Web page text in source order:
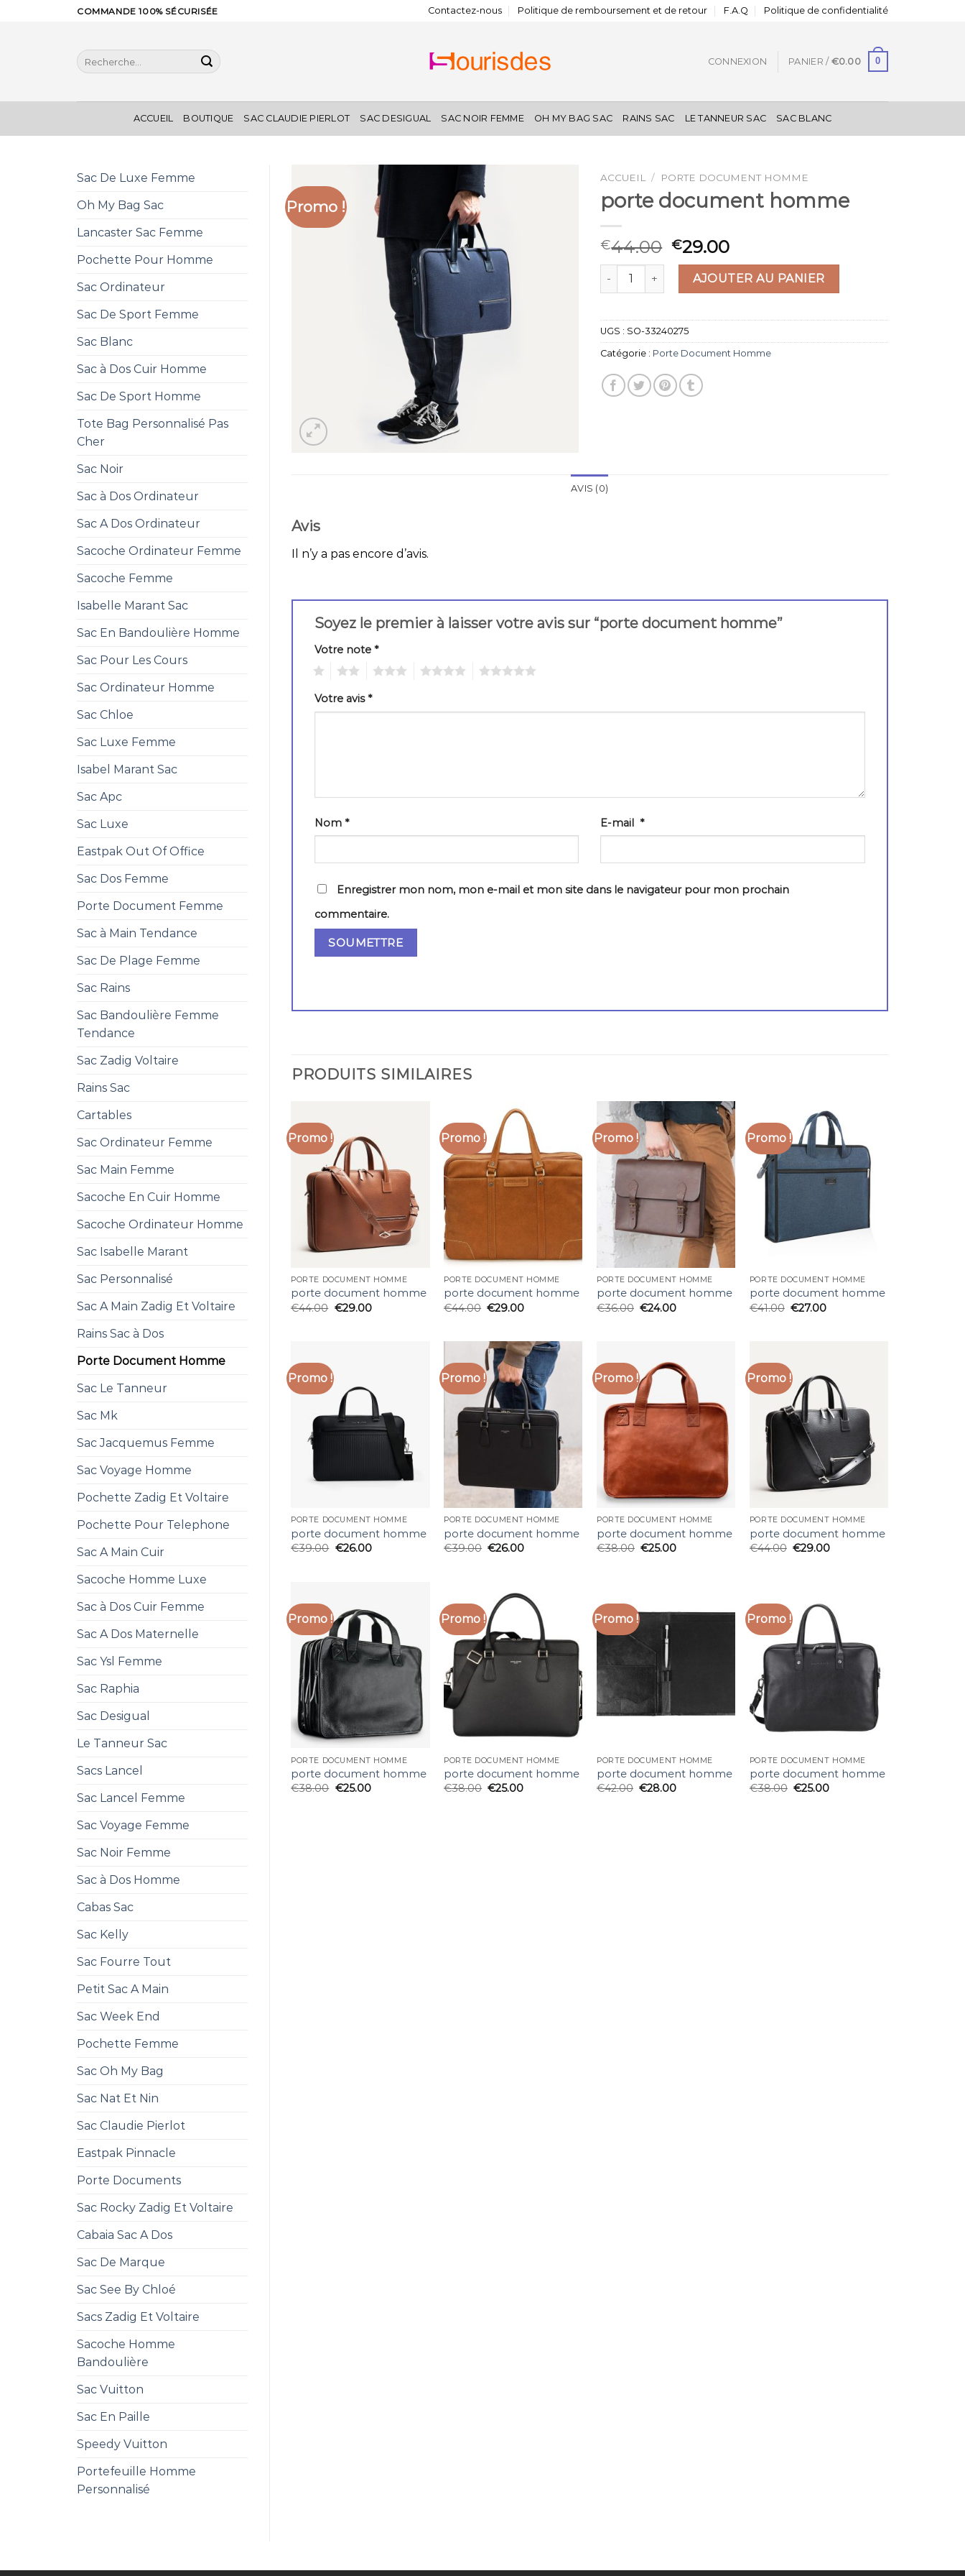
COMMANDE 100% SÉCURISÉE Contactez-nous Politique de remboursement et de retour F.A.Q Politique de confidentialité
Recherche
pour :
CONNEXION PANIER / €0.00 0
ACCUEIL BOUTIQUE SAC CLAUDIE PIERLOT SAC DESIGUAL SAC NOIR FEMME OH MY BAG SAC RAINS SAC LE TANNEUR SAC SAC BLANC
Sac De Luxe Femme
Oh My Bag Sac
Lancaster Sac Femme
Pochette Pour Homme
Sac Ordinateur
Sac De Sport Femme
Sac Blanc
Sac à Dos Cuir Homme
Sac De Sport Homme
Tote Bag Personnalisé Pas
Cher
Sac Noir
Sac à Dos Ordinateur
Sac A Dos Ordinateur
Sacoche Ordinateur Femme
Sacoche Femme
Isabelle Marant Sac
Sac En Bandoulière Homme
Sac Pour Les Cours
Sac Ordinateur Homme
Sac Chloe
Sac Luxe Femme
Isabel Marant Sac
Sac Apc
Sac Luxe
Eastpak Out Of Office
Sac Dos Femme
Porte Document Femme
Sac à Main Tendance
Sac De Plage Femme
Sac Rains
Sac Bandoulière Femme
Tendance
Sac Zadig Voltaire
Rains Sac
Cartables
Sac Ordinateur Femme
Sac Main Femme
Sacoche En Cuir Homme
Sacoche Ordinateur Homme
Sac Isabelle Marant
Sac Personnalisé
Sac A Main Zadig Et Voltaire
Rains Sac à Dos
Porte Document Homme
Sac Le Tanneur
Sac Mk
Sac Jacquemus Femme
Sac Voyage Homme
Pochette Zadig Et Voltaire
Pochette Pour Telephone
Sac A Main Cuir
Sacoche Homme Luxe
Sac à Dos Cuir Femme
Sac A Dos Maternelle
Sac Ysl Femme
Sac Raphia
Sac Desigual
Le Tanneur Sac
Sacs Lancel
Sac Lancel Femme
Sac Voyage Femme
Sac Noir Femme
Sac à Dos Homme
Cabas Sac
Sac Kelly
Sac Fourre Tout
Petit Sac A Main
Sac Week End
Pochette Femme
Sac Oh My Bag
Sac Nat Et Nin
Sac Claudie Pierlot
Eastpak Pinnacle
Porte Documents
Sac Rocky Zadig Et Voltaire
Cabaia Sac A Dos
Sac De Marque
Sac See By Chloé
Sacs Zadig Et Voltaire
Sacoche Homme
Bandoulière
Sac Vuitton
Sac En Paille
Speedy Vuitton
Portefeuille Homme
Personnalisé
Promo !
ACCUEIL / PORTE DOCUMENT HOMME
porte document homme
€44.00 €29.00
quantité de porte document homme
AJOUTER AU PANIER
UGS : SO-33240275
Catégorie : Porte Document Homme
AVIS (0)
Avis
Il n’y a pas encore d’avis.
Soyez le premier à laisser votre avis sur “porte document homme”
Votre note *
Votre avis*
Nom * E-mail*
Enregistrer mon nom, mon e-mail et mon site dans le navigateur pour mon prochain
commentaire.
PRODUITS SIMILAIRES
Promo !
PORTE DOCUMENT HOMME
porte document homme
€44.00 €29.00
Promo !
PORTE DOCUMENT HOMME
porte document homme
€44.00 €29.00
Promo !
PORTE DOCUMENT HOMME
porte document homme
€36.00 €24.00
Promo !
PORTE DOCUMENT HOMME
porte document homme
€41.00 €27.00
Promo !
PORTE DOCUMENT HOMME
porte document homme
€39.00 €26.00
Promo !
PORTE DOCUMENT HOMME
porte document homme
€39.00 €26.00
Promo !
PORTE DOCUMENT HOMME
porte document homme
€38.00 €25.00
Promo !
PORTE DOCUMENT HOMME
porte document homme
€44.00 €29.00
Promo !
PORTE DOCUMENT HOMME
porte document homme
€38.00 €25.00
Promo !
PORTE DOCUMENT HOMME
porte document homme
€38.00 €25.00
Promo !
PORTE DOCUMENT HOMME
porte document homme
€42.00 €28.00
Promo !
PORTE DOCUMENT HOMME
porte document homme
€38.00 €25.00